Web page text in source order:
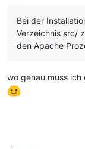
Bei der
Verzeichnis src/
den Apache
wo genau muss ich